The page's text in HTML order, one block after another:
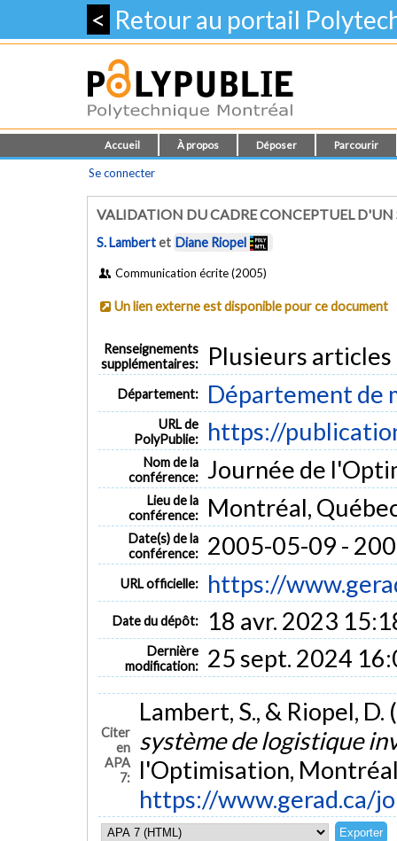
< Retour au portail
Accueil À propos Déposer Parcourir
Se connecter
VALIDATION DU CADRE CONCEPTUEL D'UN
S. Lambertet Diane Riopel
Communication écrite (2005)
Un lien externe est disponible pour ce document
Renseignements
supplémentaires:
Plusieurs articles
Département: Département de
URL de
PolyPublie:
https://
Nom de la
conférence: Journée de
Lieu de la
conférence:
Montréal,
Date(s) de la
conférence:
2005-05-09 -
URL officielle: https://
Date du dépôt: 18 avr. 2023
Dernière
modification:
25 sept. 2024
Citer
en
APA
7:
Lambert, S., & Riopel,
système de logistique
l'Optimisation,
https://www.gerad.ca/